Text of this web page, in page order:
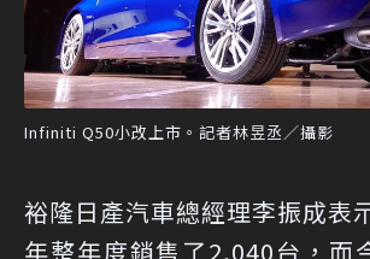
Infiniti Q50小改上市。記者林昱丞／攝影
裕隆日產汽車總經理李振成
年整年度銷售了2,040台，而